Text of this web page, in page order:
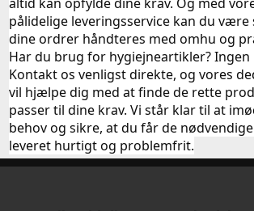
pålidelige leveringsservice kan du være
dine ordrer håndteres med omhu og
Har du brug for hygiejneartikler? Ingen
Kontakt os venligst direkte, og vores
vil hjælpe dig med at finde de rette
passer til dine krav. Vi står klar til at
behov og sikre, at du får de
leveret hurtigt og problemfrit.